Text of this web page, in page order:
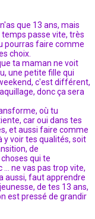
que 13 ans, mais
passe vite, très
pourras faire comme
choix.
ta maman ne voit
une petite fille qui
c'est différent,
donc ça sera
où tu
car oui dans tes
et aussi faire comme
y voir tes qualités, soit
de
qui te
ne vas pas trop vite,
aussi, faut apprendre
de tes 13 ans,
est pressé de grandir